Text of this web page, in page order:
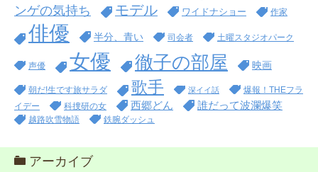
ンゲの気持ち
モデル ワイドナショー 作家
俳優 半分、青い 司会者 土曜スタジオパーク
声優 女優 徹子の部屋 映画
朝だ!生です旅サラダ 歌手 深イイ話
爆報！THEフラ
イデー
科捜研の女 西郷どん 誰だって波瀾爆笑
越路吹雪物語 鉄腕ダッシュ
アーカイブ